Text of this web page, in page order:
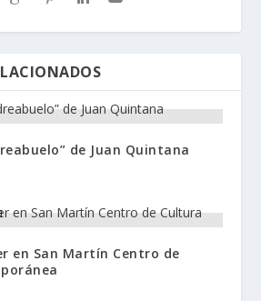
de Juan Quintana
en San Martín Centro de